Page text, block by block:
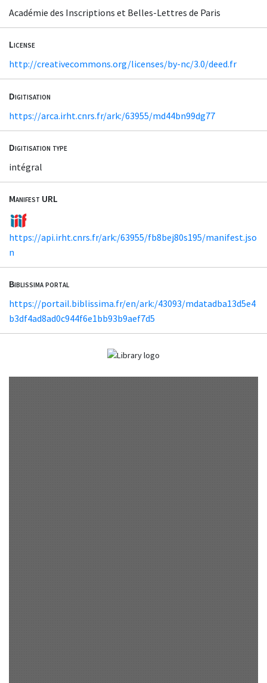
Académie des Inscriptions et Belles-Lettres de Paris
License
http://creativecommons.org/licenses/by-nc/3.0/deed.fr
Digitisation
https://arca.irht.cnrs.fr/ark:/63955/md44bn99dg77
Digitisation type
intégral
Manifest URL
https://api.irht.cnrs.fr/ark:/63955/fb8bej80s195/manifest.jso
n
Biblissima portal
https://portail.biblissima.fr/en/ark:/43093/mdatadba13d5e4
b3df4ad8ad0c944f6e1bb93b9aef7d5